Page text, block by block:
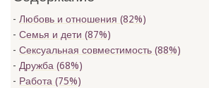
Любовь и отношения (82%)
Семья и дети (87%)
Сексуальная совместимость (88%)
Дружба (68%)
Работа (75%)